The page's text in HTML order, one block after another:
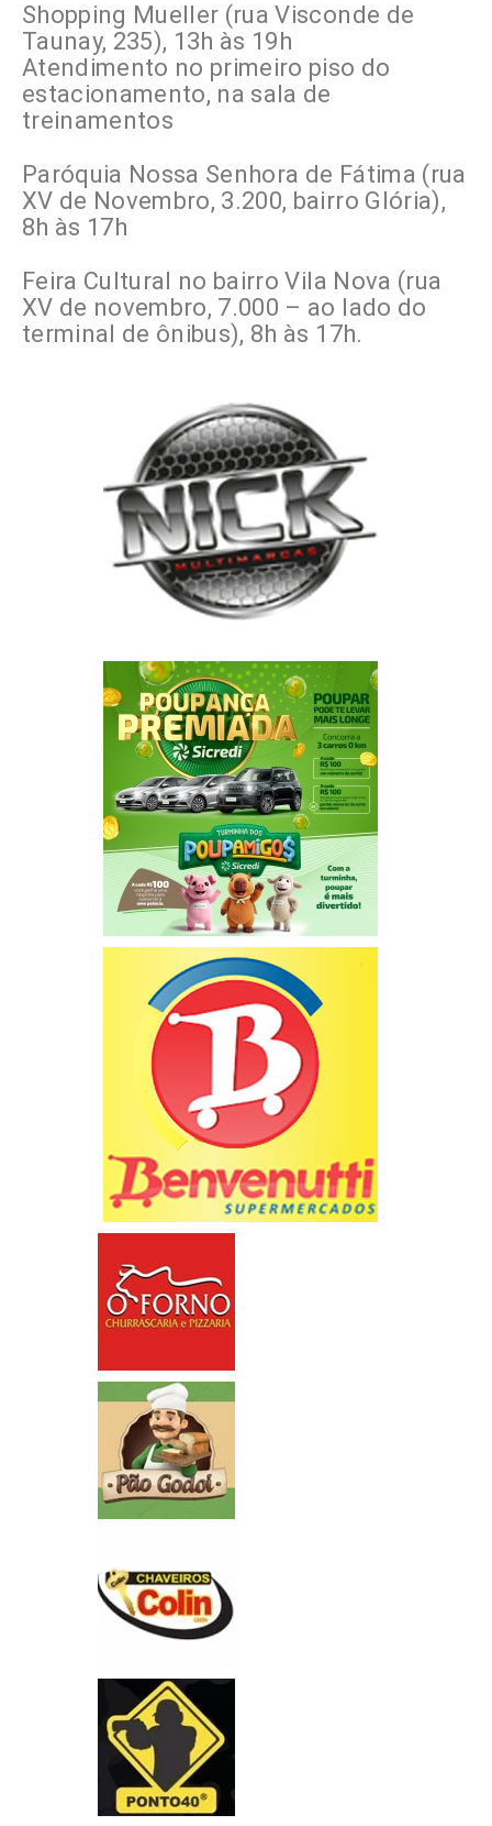
Shopping Mueller (rua Visconde de
Taunay, 235), 13h às 19h
Atendimento no primeiro piso do
estacionamento, na sala de
treinamentos
Paróquia Nossa Senhora de Fátima (rua
XV de Novembro, 3.200, bairro Glória),
8h às 17h
Feira Cultural no bairro Vila Nova (rua
XV de novembro, 7.000 – ao lado do
terminal de ônibus), 8h às 17h.